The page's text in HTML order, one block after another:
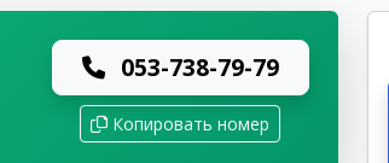
053-738-79-79
Копировать номер